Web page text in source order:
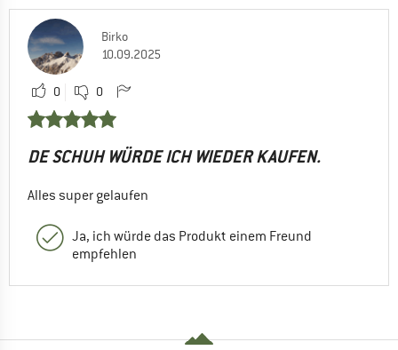
Birko
10.09.2025
0 0
DE SCHUH WÜRDE ICH WIEDER KAUFEN.
Alles super gelaufen
Ja, ich würde das Produkt einem Freund
empfehlen